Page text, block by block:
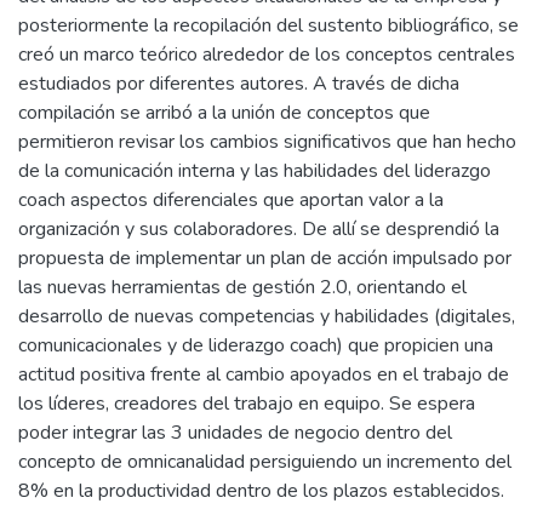
posteriormente la recopilación del sustento bibliográfico, se
creó un marco teórico alrededor de los conceptos centrales
estudiados por diferentes autores. A través de dicha
compilación se arribó a la unión de conceptos que
permitieron revisar los cambios significativos que han hecho
de la comunicación interna y las habilidades del liderazgo
coach aspectos diferenciales que aportan valor a la
organización y sus colaboradores. De allí se desprendió la
propuesta de implementar un plan de acción impulsado por
las nuevas herramientas de gestión 2.0, orientando el
desarrollo de nuevas competencias y habilidades (digitales,
comunicacionales y de liderazgo coach) que propicien una
actitud positiva frente al cambio apoyados en el trabajo de
los líderes, creadores del trabajo en equipo. Se espera
poder integrar las 3 unidades de negocio dentro del
concepto de omnicanalidad persiguiendo un incremento del
8% en la productividad dentro de los plazos establecidos.